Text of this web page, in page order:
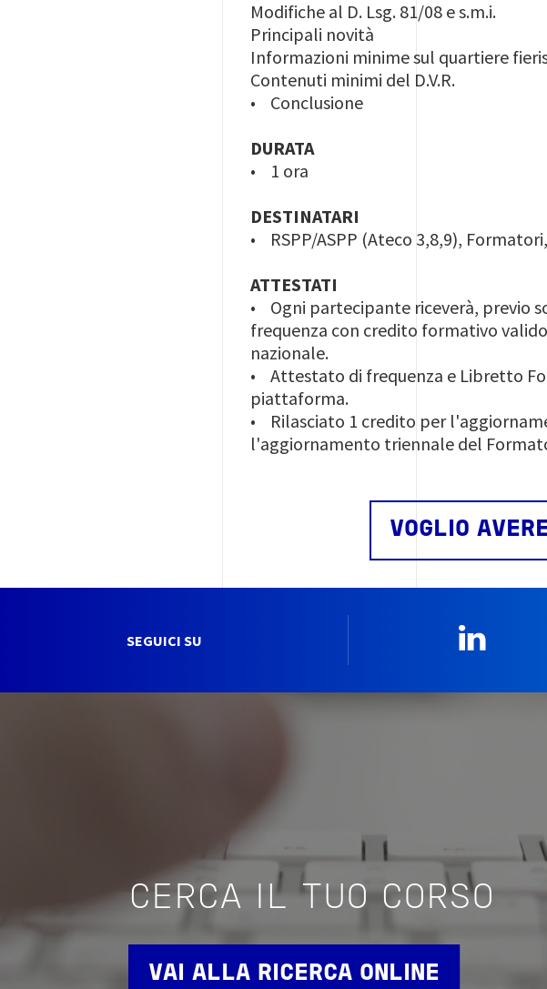
Modifiche al D. Lsg. 81/08 e s.m.i.
Principali novità
Informazioni minime sul quartiere
Contenuti minimi del D.V.R.
• Conclusione
DURATA
• 1 ora
DESTINATARI
• RSPP/ASPP (Ateco 3,8,9),
ATTESTATI
• Ogni partecipante riceverà, previo
frequenza con credito formativo
nazionale.
• Attestato di frequenza e Libretto
piattaforma.
• Rilasciato 1 credito per
l'aggiornamento triennale del
VOGLIO
SEGUICI SU
CERCA IL TUO CORSO
VAI ALLA RICERCA ONLINE